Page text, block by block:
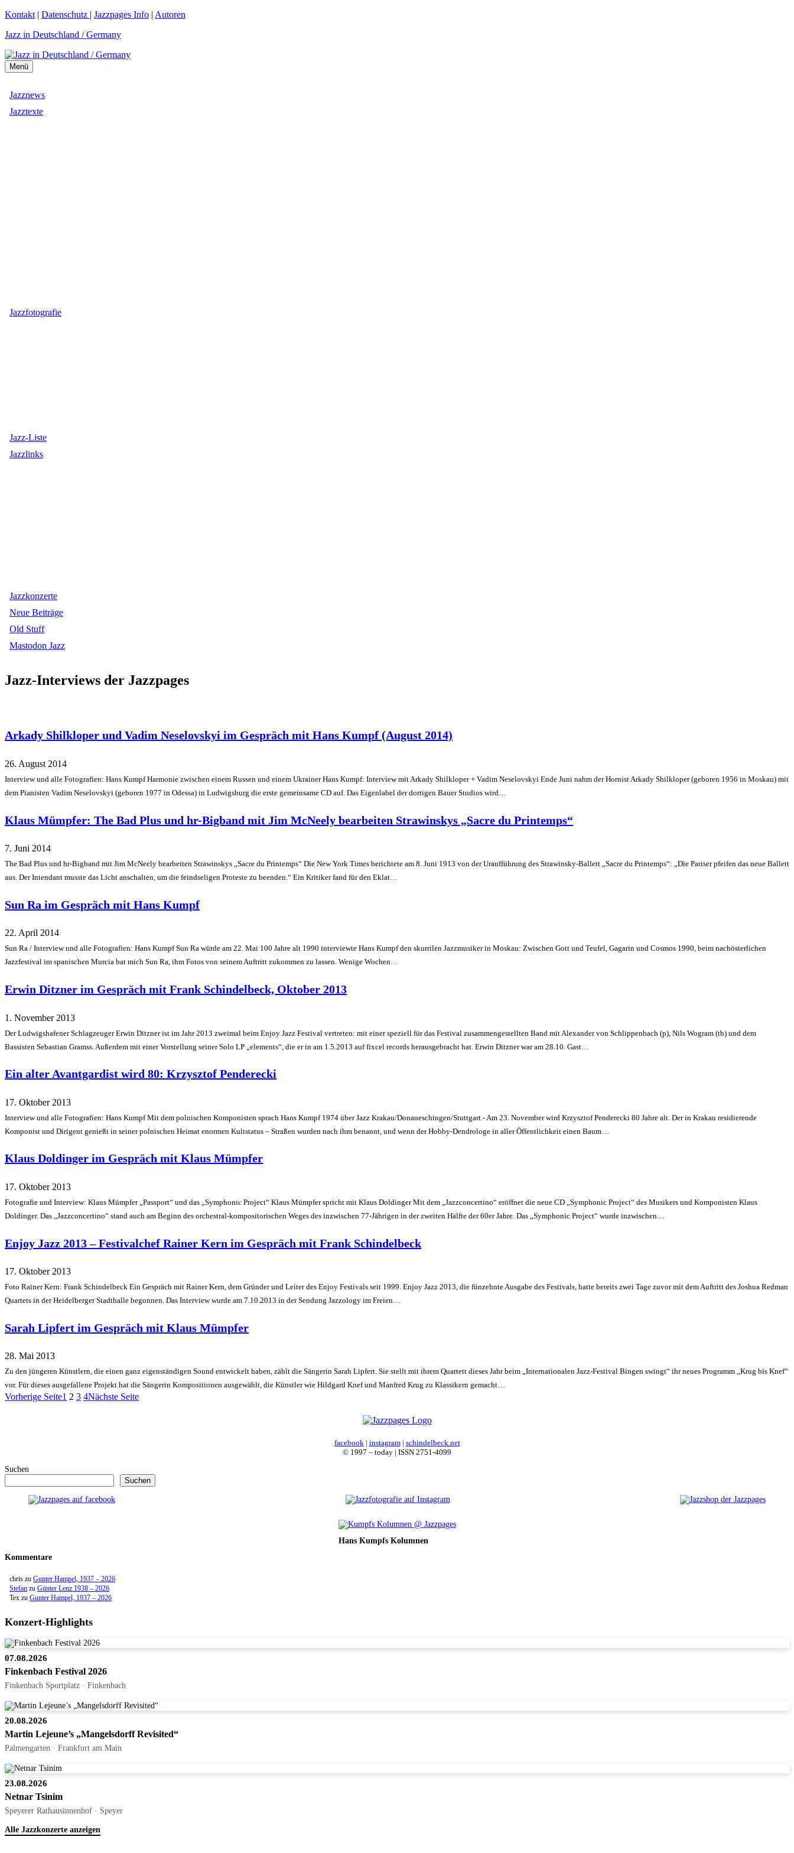
Zum
springen
Kontakt | Datenschutz | Jazzpages Info | Autoren
Jazz in Deutschland / Germany
Menü
Jazznews
Jazztexte
Jazzfotografie
Jazz-Liste
Jazzlinks
Jazzkonzerte
Neue Beiträge
Old Stuff
Mastodon Jazz
Jazz-Interviews der Jazzpages
Arkady Shilkloper und Vadim Neselovskyi im Gespräch mit Hans Kumpf (August 2014)
26. August 2014
Interview und alle Fotografien: Hans Kumpf Harmonie zwischen einem Russen und einem Ukrainer Hans Kumpf: Interview mit Arkady Shilkloper + Vadim Neselovskyi Ende Juni nahm der Hornist Arkady Shilkloper (geboren 1956 in Moskau) mit
dem Pianisten Vadim Neselovskyi (geboren 1977 in Odessa) in Ludwigsburg die erste gemeinsame CD auf. Das Eigenlabel der dortigen Bauer Studios wird…
Klaus Mümpfer: The Bad Plus und hr-Bigband mit Jim McNeely bearbeiten Strawinskys „Sacre du Printemps“
7. Juni 2014
The Bad Plus und hr-Bigband mit Jim McNeely bearbeiten Strawinskys „Sacre du Printemps“ Die New York Times berichtete am 8. Juni 1913 von der Uraufführung des Strawinsky-Ballett „Sacre du Printemps“: „Die Pariser pfeifen das neue Ballett
aus. Der Intendant musste das Licht anschalten, um die feindseligen Proteste zu beenden.“ Ein Kritiker fand für den Eklat…
Sun Ra im Gespräch mit Hans Kumpf
22. April 2014
Sun Ra / Interview und alle Fotografien: Hans Kumpf Sun Ra würde am 22. Mai 100 Jahre alt 1990 interviewte Hans Kumpf den skurrilen Jazzmusiker in Moskau: Zwischen Gott und Teufel, Gagarin und Cosmos 1990, beim nachösterlichen
Jazzfestival im spanischen Murcia bat mich Sun Ra, ihm Fotos von seinem Auftritt zukommen zu lassen. We­nige Wochen…
Erwin Ditzner im Gespräch mit Frank Schindelbeck, Oktober 2013
1. November 2013
Der Ludwigshafener Schlagzeuger Erwin Ditzner ist im Jahr 2013 zweimal beim Enjoy Jazz Festival vertreten: mit einer speziell für das Festival zusammengestellten Band mit Alexander von Schlippenbach (p), Nils Wogram (tb) und dem
Bassisten Sebastian Gramss. Außerdem mit einer Vorstellung seiner Solo LP „elements“, die er in am 1.5.2013 auf fixcel records herausgebracht hat. Erwin Ditzner war am 28.10. Gast…
Ein alter Avantgardist wird 80: Krzysztof Penderecki
17. Oktober 2013
Interview und alle Fotografien: Hans Kumpf Mit dem polnischen Komponisten sprach Hans Kumpf 1974 über Jazz Krakau/Donaueschingen/Stuttgart.- Am 23. November wird Krzysztof Penderecki 80 Jahre alt. Der in Krakau residierende
Komponist und Dirigent genießt in seiner polnischen Heimat enormen Kultstatus – Straßen wurden nach ihm benannt, und wenn der Hobby-Dendrologe in aller Öffentlichkeit einen Baum…
Klaus Doldinger im Gespräch mit Klaus Mümpfer
17. Oktober 2013
Fotografie und Interview: Klaus Mümpfer „Passport“ und das „Symphonic Project“ Klaus Mümpfer spricht mit Klaus Doldinger Mit dem „Jazzconcertino“ eröffnet die neue CD „Symphonic Project“ des Musikers und Komponisten Klaus
Doldinger. Das „Jazzconcertino“ stand auch am Beginn des orchestral-kompositorischen Weges des inzwischen 77-Jährigen in der zweiten Hälfte der 60er Jahre. Das „Symphonic Project“ wurde inzwischen…
Enjoy Jazz 2013 – Festivalchef Rainer Kern im Gespräch mit Frank Schindelbeck
17. Oktober 2013
Foto Rainer Kern: Frank Schindelbeck Ein Gespräch mit Rainer Kern, dem Gründer und Leiter des Enjoy Festivals seit 1999. Enjoy Jazz 2013, die fünzehnte Ausgabe des Festivals, hatte bereits zwei Tage zuvor mit dem Auftritt des Joshua Redman
Quartets in der Heidelberger Stadthalle begonnen. Das Interview wurde am 7.10.2013 in der Sendung Jazzology im Freien…
Sarah Lipfert im Gespräch mit Klaus Mümpfer
28. Mai 2013
Zu den jüngeren Künstlern, die einen ganz eigenständigen Sound entwickelt haben, zählt die Sängerin Sarah Lipfert. Sie stellt mit ihrem Quartett dieses Jahr beim „Internationalen Jazz-Festival Bingen swingt“ ihr neues Programm „Krug bis Knef“
vor. Für dieses ausgefallene Projekt hat die Sängerin Kompositionen ausgewählt, die Künstler wie Hildgard Knef und Manfred Krug zu Klassikern gemacht…
Vorherige Seite1 2 3 4Nächste Seite
facebook| instagram| schindelbeck.net
© 1997 – today | ISSN 2751-4099
Suchen
Suchen
Hans Kumpfs Kolumnen
Kommentare
chris zu Gunter Hampel, 1937 – 2026
Stefan zu Günter Lenz 1938 – 2026
Tex zu Gunter Hampel, 1937 – 2026
Konzert-Highlights
07.08.2026
Finkenbach Festival 2026
Finkenbach Sportplatz · Finkenbach
20.08.2026
Martin Lejeune’s „Mangelsdorff Revisited“
Palmengarten · Frankfurt am Main
23.08.2026
Netnar Tsinim
Speyerer Rathausinnenhof · Speyer
Alle Jazzkonzerte anzeigen